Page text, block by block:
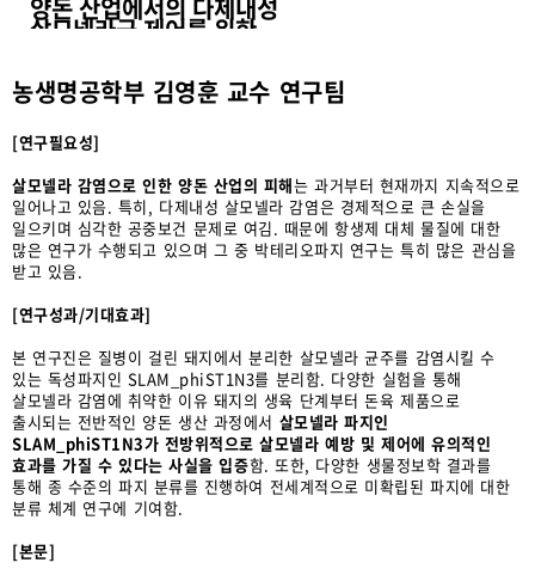
양돈 산업에서의 다제내성
살모넬라균 제어를 위한
테리오파지
SLAM_phiST1N3의 분
자유전학적 특성 규명
농생명공학부 김영훈 교수 연구팀
[연구필요성]
살모넬라 감염으로 인한 양돈 산업의 피해는 과거부터 현재까지 지속적으로
일어나고 있음. 특히, 다제내성 살모넬라 감염은 경제적으로 큰 손실을
일으키며 심각한 공중보건 문제로 여김. 때문에 항생제 대체 물질에 대한
많은 연구가 수행되고 있으며 그 중 박테리오파지 연구는 특히 많은 관심을
받고 있음.
[연구성과/기대효과]
본 연구진은 질병이 걸린 돼지에서 분리한 살모넬라 균주를 감염시킬 수
있는 독성파지인 SLAM_phiST1N3를 분리함. 다양한 실험을 통해
살모넬라 감염에 취약한 이유 돼지의 생육 단계부터 돈육 제품으로
출시되는 전반적인 양돈 생산 과정에서 살모넬라 파지인
SLAM_phiST1N3가 전방위적으로 살모넬라 예방 및 제어에 유의적인
효과를 가질 수 있다는 사실을 입증함. 또한, 다양한 생물정보학 결과를
통해 종 수준의 파지 분류를 진행하여 전세계적으로 미확립된 파지에 대한
분류 체계 연구에 기여함.
[본문]